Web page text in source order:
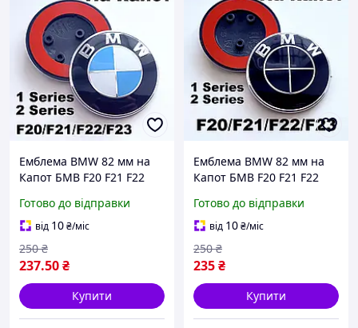
Емблема BMW 82 мм на
Капот БМВ F20 F21 F22
Series / 2 Series, 7288752
значок бмв
Готово до відправки
від 10₴/міс
237.50₴
250 ₴
Купити
Емблема BMW 82 мм на
Капот БМВ F20 F21 F22
Series / 2 Series, 7288752
значок бмв
Готово до відправки
від 10₴/міс
235₴
250 ₴
Купити